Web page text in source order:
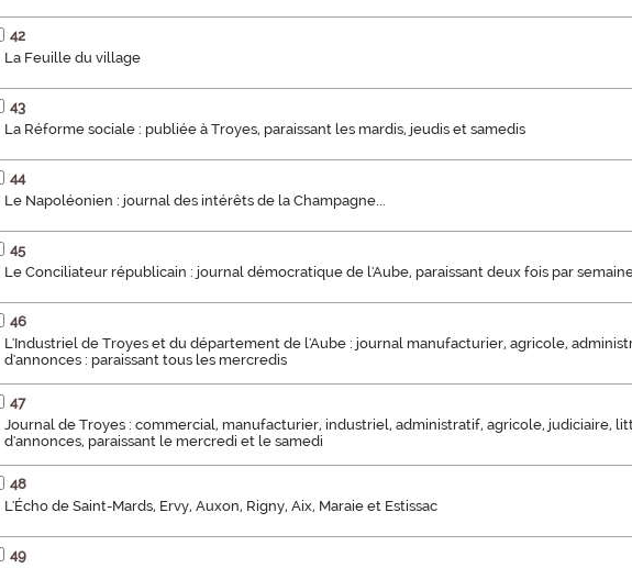
42
La Feuille du village
43
La Réforme sociale : publiée à Troyes, paraissant les mardis, jeudis et samedis
44
Le Napoléonien : journal des intérêts de la Champagne...
45
Le Conciliateur républicain : journal démocratique de l'Aube, paraissant deux fois par
46
L'Industriel de Troyes et du département de l'Aube : journal manufacturier, agricole,
d'annonces : paraissant tous les mercredis
47
Journal de Troyes : commercial, manufacturier, industriel, administratif, agricole, judiciaire,
d'annonces, paraissant le mercredi et le samedi
48
L'Écho de Saint-Mards, Ervy, Auxon, Rigny, Aix, Maraie et Estissac
49